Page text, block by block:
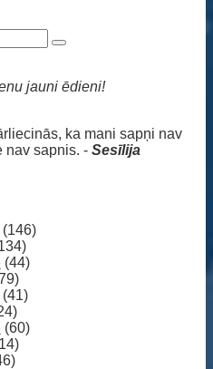
jauni ēdieni!
ka mani sapņi nav
nav sapnis. - Sesīlija
(146)
(44)
(41)
(60)